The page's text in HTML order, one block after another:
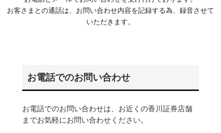
お客さまとの通話は、お問い合わせ内容を記録する為、録音させて
いただきます。
お電話でのお問い合わせ
お電話でのお問い合わせは、お近くの香川証券店舗
までお気軽にお問い合わせください。